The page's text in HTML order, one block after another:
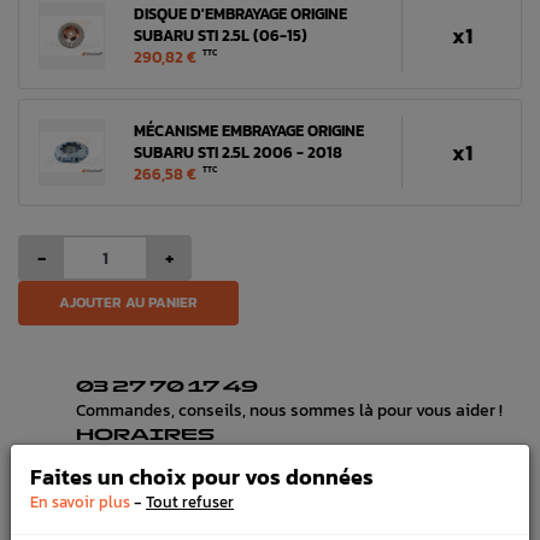
DISQUE D'EMBRAYAGE ORIGINE
SUBARU STI 2.5L (06-15)
290,82 € TTC x1
MÉCANISME EMBRAYAGE ORIGINE
SUBARU STI 2.5L 2006 - 2018
266,58 € TTC x1
- +
AJOUTER AU PANIER
03 27 70 17 49
Commandes, conseils, nous sommes là pour vous aider !
HORAIRES
LIVRAISON EXPRESS
Commande avant 12h, livraison 24h à 48h avec DPD
Faites un choix pour vos données
En savoir plus- Tout refuser